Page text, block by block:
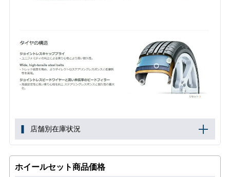
店舗別在庫状況
ホイールセット商品価格